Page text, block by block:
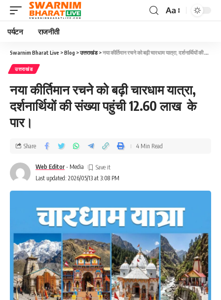
Aa
पर्यटन राजनीती
Swarnim Bharat Live >Blog >उत्तराखंड>नया कीर्तिमान रचने को बढ़ी चारधाम यात्रा, दर्शनार्थियों की संख्या पहुंची 12.60 लाख के पार।
उत्तराखंड
नया कीर्तिमान रचने को बढ़ी चारधाम यात्रा,
दर्शनार्थियों की संख्या पहुंची 12.60 लाख के
पार।
Last updated: 2026/05/13 at 3:08 PM
Web Editor - Media
Share 4 Min Read